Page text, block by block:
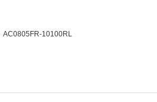
AC0805FR-10100RL